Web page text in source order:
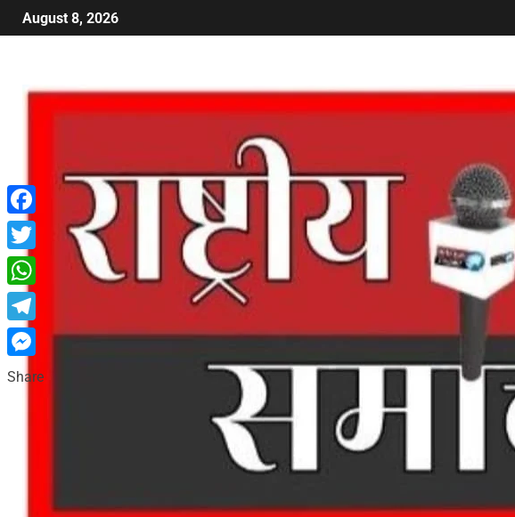
August 8, 2026
Facebook
Twitter
WhatsApp
Telegram
Messenger
Share